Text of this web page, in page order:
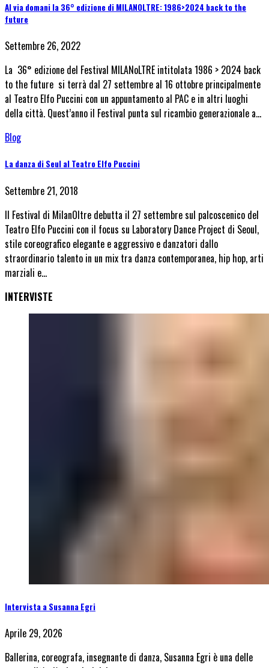
Al via domani la 36° edizione di MILANOLTRE: 1986>2024 back to the
future
Settembre 26, 2022
La 36° edizione del Festival MILANoLTRE intitolata 1986 > 2024 back
to the future si terrà dal 27 settembre al 16 ottobre principalmente
al Teatro Elfo Puccini con un appuntamento al PAC e in altri luoghi
della città. Quest’anno il Festival punta sul ricambio generazionale a…
Blog
La danza di Seul al Teatro Elfo Puccini
Settembre 21, 2018
Il Festival di MilanOltre debutta il 27 settembre sul palcoscenico del
Teatro Elfo Puccini con il focus su Laboratory Dance Project di Seoul,
stile coreografico elegante e aggressivo e danzatori dallo
straordinario talento in un mix tra danza contemporanea, hip hop, arti
marziali e…
INTERVISTE
Intervista a Susanna Egri
Aprile 29, 2026
Ballerina, coreografa, insegnante di danza, Susanna Egri è una delle